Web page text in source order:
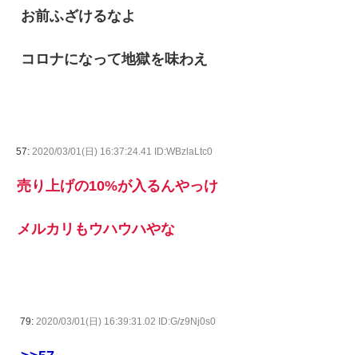
お前ふざけるなよ
コロナになって地獄を味わえ
57: 2020/03/01(日) 16:37:24.41 ID:WBzlaLtc0
売り上げの10%が入るんやっけ
メルカリもウハウハやな
79: 2020/03/01(日) 16:39:31.02 ID:G/z9Nj0s0